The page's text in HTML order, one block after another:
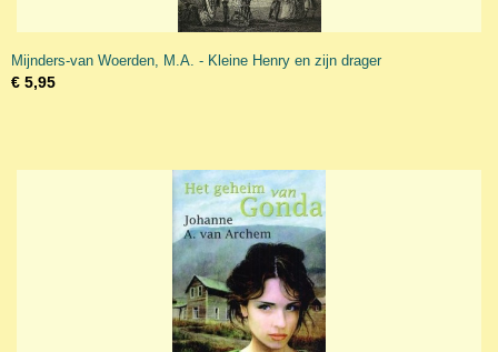
Mijnders-van Woerden, M.A. - Kleine Henry en zijn drager
€ 5,95